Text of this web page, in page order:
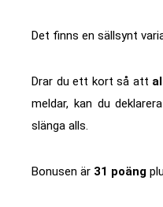
Det finns en sällsynt
Drar du ett kort så att
meldar, kan du deklarera
slänga alls.
Bonusen är 31 poäng